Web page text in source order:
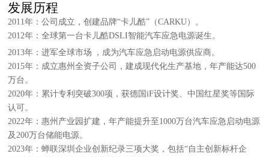
发展历程
2011年：公司成立，创建品牌“卡儿酷”（CARKU）。
2012年：全球第一台卡儿酷DSLI智能汽车应急电源诞生。
2013年：进军全球市场
，成为汽车应急启动电源供应商。
2015年：成立惠州全资子公司，建成现代化生产基地，年产能达500
万台。
2020年：累计专利突破300项，获德国iF设计奖、中国红星奖等国际
认可。
2022年：惠州产业园扩建，年产能提升至1000万台汽车应急启动电源
及200万台储能电源。
2023年：蝉联深圳企业创新纪录三项大奖，包括“自主创新标杆企